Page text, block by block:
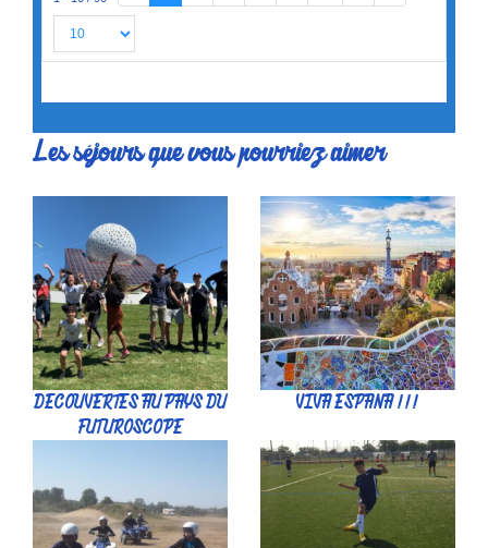
DECOUVERTES AU PAYS DU
FUTUROSCOPE
VIVA ESPANA !!!
FUTUROSCOPE
STAGE de FOOT OLYMPIQUE
LYONNAIS - GRAND LYON
- U14 et +